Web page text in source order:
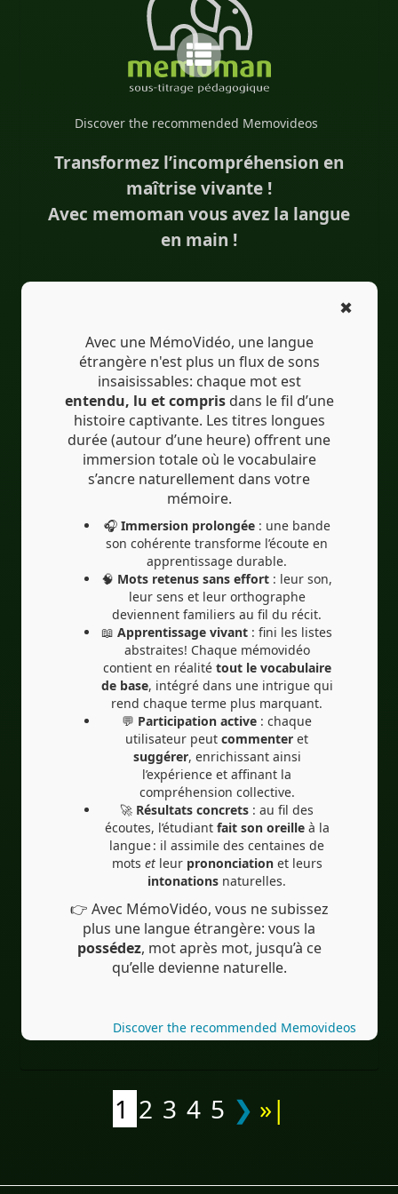
#AudioFransızca
#sous-titresenturc
#altyazılarTürkçe
#Bilingue
#Çeviri
#YapayZeka
#EdTech
#eLearning
Discover the recommended Memovideos
Transformez l’incompréhension en
maîtrise vivante !
Avec memoman vous avez la langue
en main !
✖
Avec une MémoVidéo, une langue
étrangère n'est plus un flux de sons
insaisissables: chaque mot est
entendu, lu et comprisdans le fil d’une
histoire captivante. Les titres longues
durée (autour d’une heure) offrent une
immersion totale où le vocabulaire
s’ancre naturellement dans votre
mémoire.
🎧 Immersion prolongée: une bande
son cohérente transforme l’écoute en
apprentissage durable.
🧠 Mots retenus sans effort : leur son,
leur sens et leur orthographe
deviennent familiers au fil du récit.
📖 Apprentissage vivant : fini les listes
abstraites! Chaque mémovidéo
contient en réalité tout le vocabulaire
de base, intégré dans une intrigue qui
rend chaque terme plus marquant.
💬 Participation active : chaque
utilisateur peut commenter et
suggérer, enrichissant ainsi
l’expérience et affinant la
compréhension collective.
🚀 Résultats concrets : au fil des
écoutes, l’étudiant fait son oreilleà la
langue : il assimile des centaines de
mots etleur prononciationet leurs
intonations naturelles.
👉 Avec MémoVidéo, vous ne subissez
plus une langue étrangère: vous la
possédez, mot après mot, jusqu’à ce
qu’elle devienne naturelle.
Discover the recommended Memovideos
1 2 3 4 5 ❯ »|